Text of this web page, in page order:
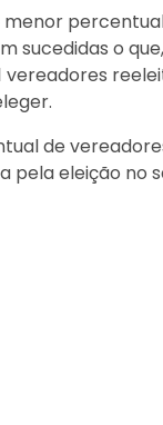
sucedidas o
vereadores
de
pela eleição no